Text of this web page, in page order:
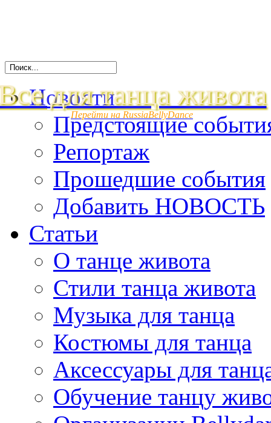
для танца живота
Перейти на RussiaBellyDance
Новости
Предстоящие
Репортаж
Прошедшие события
Добавить НОВОСТЬ
Статьи
О танце живота
Стили танца живота
Музыка для танца
Костюмы для танца
Аксессуары для
Обучение танцу